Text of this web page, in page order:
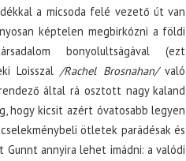
a micsoda felé vezető út van
képtelen megbirkózni a földi
bonyolultságával (ezt
Loisszal/Rachel Brosnahan/való
által rá osztott nagy kaland
hogy kicsit azért óvatosabb legyen
ötletek parádésak és
Gunnt annyira lehet imádni: a valódi